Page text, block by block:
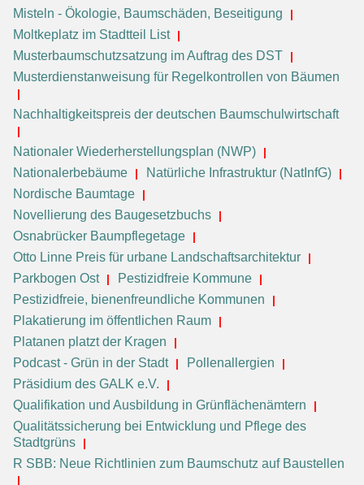
Misteln - Ökologie, Baumschäden, Beseitigung
Moltkeplatz im Stadtteil List
Musterbaumschutzsatzung im Auftrag des DST
Musterdienstanweisung für Regelkontrollen von Bäumen
Nachhaltigkeitspreis der deutschen Baumschulwirtschaft
Nationaler Wiederherstellungsplan (NWP)
Nationalerbebäume
Natürliche Infrastruktur (NatInfG)
Nordische Baumtage
Novellierung des Baugesetzbuchs
Osnabrücker Baumpflegetage
Otto Linne Preis für urbane Landschaftsarchitektur
Parkbogen Ost
Pestizidfreie Kommune
Pestizidfreie, bienenfreundliche Kommunen
Plakatierung im öffentlichen Raum
Platanen platzt der Kragen
Podcast - Grün in der Stadt
Pollenallergien
Präsidium des GALK e.V.
Qualifikation und Ausbildung in Grünflächenämtern
Qualitätssicherung bei Entwicklung und Pflege des
Stadtgrüns
R SBB: Neue Richtlinien zum Baumschutz auf Baustellen